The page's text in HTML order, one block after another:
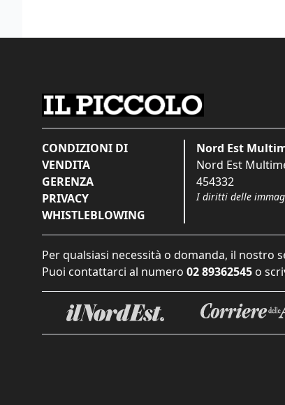
CONDIZIONI DI
VENDITA
GERENZA
PRIVACY
WHISTLEBLOWING
Nord Est
Nord Est
454332
I diritti delle
Per qualsiasi necessità o domanda, il nostro
Puoi contattarci al numero 02 89362545 o